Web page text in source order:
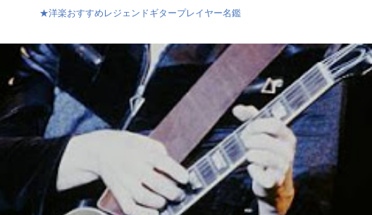
★洋楽おすすめレジェンドギタープレイヤー名鑑